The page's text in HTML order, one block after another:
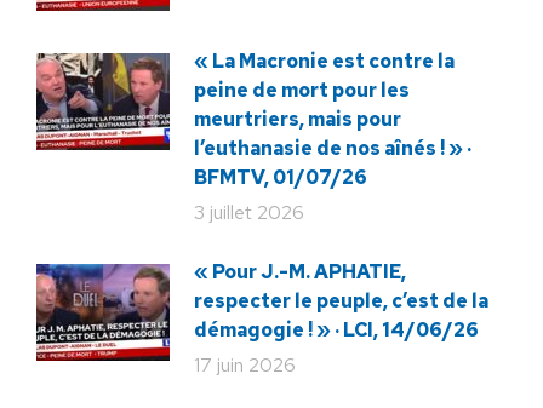
« La Macronie est contre la
peine de mort pour les
meurtriers, mais pour
l’euthanasie de nos aînés ! » ·
BFMTV, 01/07/26
3 juillet 2026
« Pour J.-M. APHATIE,
respecter le peuple, c’est de la
démagogie ! » · LCI, 14/06/26
17 juin 2026